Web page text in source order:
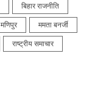
बिहार राजनीति
मणिपुर ममता बनर्जी
राष्ट्रीय समाचार